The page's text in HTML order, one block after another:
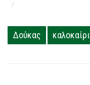
Δούκας καλοκαίρι